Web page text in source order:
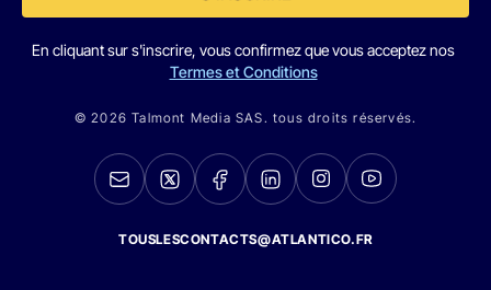
En cliquant sur s'inscrire, vous confirmez que vous acceptez nos
Termes et Conditions
© 2026 Talmont Media SAS. tous droits réservés.
TOUSLESCONTACTS@ATLANTICO.FR